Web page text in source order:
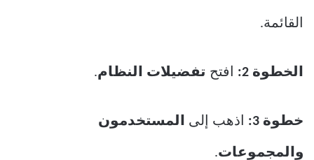
القائمة.
الخطوة 2: افتح تفضيلات النظام.
خطوة 3: اذهب إلى المستخدمون
والمجموعات.